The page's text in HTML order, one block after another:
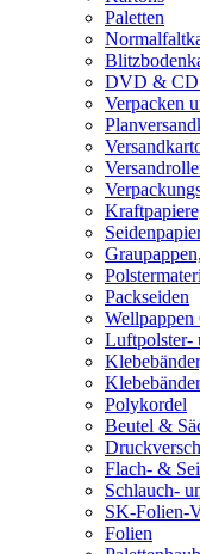
Paletten
DVD & CD
Verpacken
Packseiden
Wellpappen
Luftpolster-
Klebebänder
Polykordel
Beutel &
Flach- &
Schlauch-
SK-Folien-
Folien